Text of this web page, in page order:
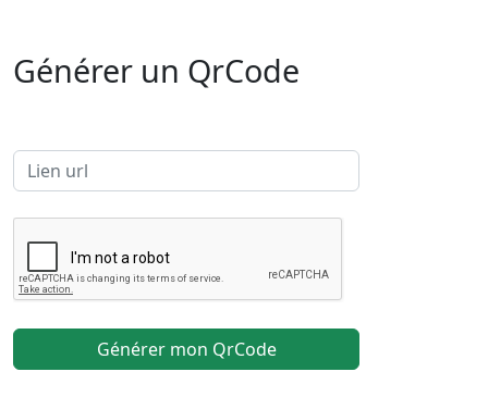
Générer un QrCode
Générer mon QrCode